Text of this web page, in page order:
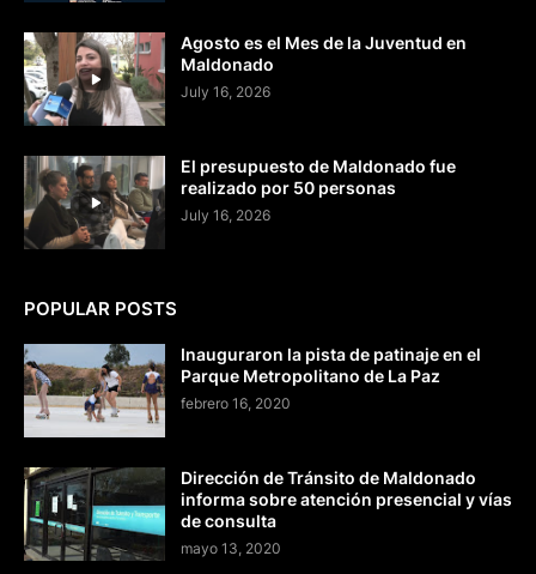
Agosto es el Mes de la Juventud en
Maldonado
July 16, 2026
El presupuesto de Maldonado fue
realizado por 50 personas
July 16, 2026
POPULAR POSTS
Inauguraron la pista de patinaje en el
Parque Metropolitano de La Paz
febrero 16, 2020
Dirección de Tránsito de Maldonado
informa sobre atención presencial y vías
de consulta
mayo 13, 2020